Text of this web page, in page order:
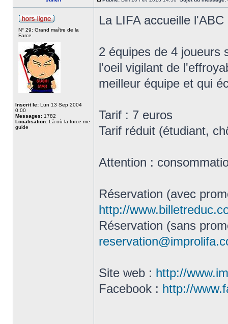
N° 29: Grand maître de la
Farce
Inscrit le: Lun 13 Sep 2004
0:00
Messages: 1782
Localisation: Là où la force me
guide
La LIFA accueille
2 équipes de 4 joueurs
l'oeil vigilant de
meilleur équipe et qui
Tarif : 7 euros
Tarif réduit (étudiant,
Attention :
Réservation (avec
http://
Réservation (sans
Site web : http://
Facebook : http://